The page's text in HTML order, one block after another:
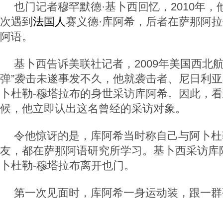
也门记者穆罕默德·基卜西回忆，2010年，
次遇到 法国人赛义德·库阿希，后者在萨那阿
阿语。
基卜西告诉美联社记者，2009年美国西北
弹”袭击未遂事发不久，他就袭击者、尼日利
卜杜勒-穆塔拉布的身世采访库阿希。因此，
候，他立即认出这名曾经的采访对象。
令他惊讶的是，库阿希当时称自己与阿卜
友，都在萨那阿语研究所学习。基卜西采访
卜杜勒-穆塔拉布离开也门。
第一次见面时，库阿希一身运动装，跟一